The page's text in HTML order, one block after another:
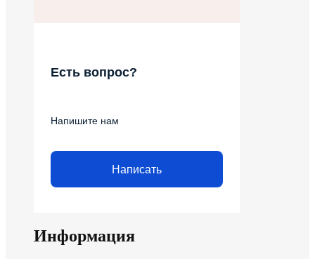
Есть вопрос?
Напишите нам
Написать
Информация